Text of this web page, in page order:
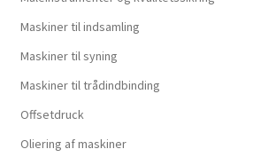
Maskiner til indsamling
Maskiner til syning
Maskiner til trådindbinding
Offsetdruck
Oliering af maskiner